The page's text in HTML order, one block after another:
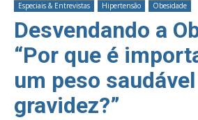
Peso
Especiais & Entrevistas
Hipertensão Obesidade
Desvendando a
“Por que é
um peso
gravidez?”